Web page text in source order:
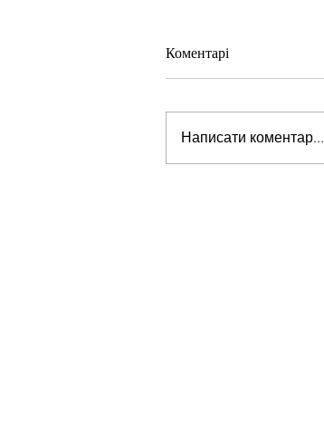
Коментарі
Написати коментар...